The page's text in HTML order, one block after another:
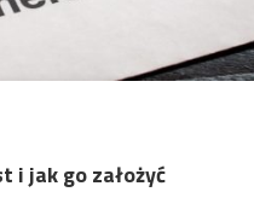
i jak go założyć